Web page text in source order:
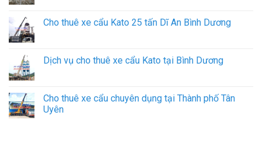
Cho thuê xe cẩu Kato 25 tấn Dĩ An Bình Dương
Dịch vụ cho thuê xe cẩu Kato tại Bình Dương
Cho thuê xe cẩu chuyên dụng tại Thành phố Tân
Uyên